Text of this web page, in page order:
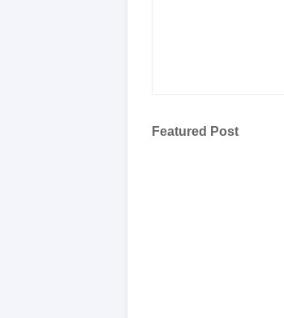
Featured Post